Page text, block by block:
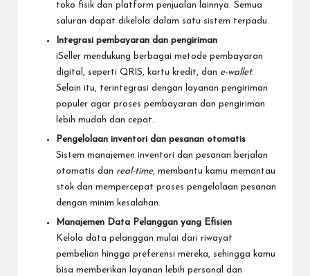
toko fisik dan platform penjualan lainnya. Semua
saluran dapat dikelola dalam satu sistem terpadu.
Integrasi pembayaran dan pengiriman
iSeller mendukung berbagai metode pembayaran
digital, seperti QRIS, kartu kredit, dan e-wallet.
Selain itu, terintegrasi dengan
layanan pengiriman
populer agar proses pembayaran dan pengiriman
lebih mudah dan cepat.
Pengelolaan inventori dan pesanan otomatis
Sistem manajemen inventori dan pesanan berjalan
otomatis dan real-time, membantu kamu memantau
stok dan mempercepat proses pengelolaan pesanan
dengan minim kesalahan.
Manajemen Data Pelanggan yang Efisien
Kelola data pelanggan mulai dari riwayat
pembelian hingga preferensi mereka, sehingga kamu
bisa memberikan layanan lebih personal dan